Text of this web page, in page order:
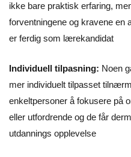
ikke bare praktisk erfaring,
forventningene og kravene en
er ferdig som lærekandidat
Individuell tilpasning: Noen
mer individuelt tilpasset
enkeltpersoner å fokusere på
eller utfordrende og de får
utdannings opplevelse